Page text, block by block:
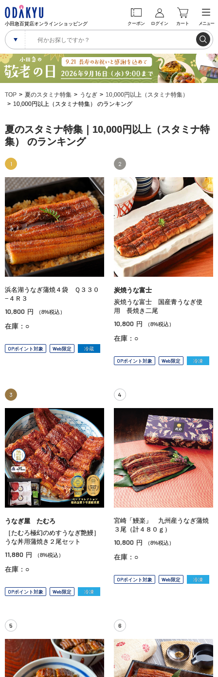
小田急百貨店オンラインショッピング クーポン ログイン カート メニュー
TOP 夏のスタミナ特集 うなぎ
10,000円以上（スタミナ特集）
10,000円以上（スタミナ特集） のランキング
夏のスタミナ特集｜10,000円以上（スタミナ特
集） のランキング
1
浜名湖うなぎ蒲焼４袋 Ｑ３３０
−４Ｒ３
10,800 円 （8%税込）
在庫：○
OPポイント対象 Web限定 冷蔵
2
炭焼うな富士
炭焼うな富士 国産青うなぎ使
用 長焼き二尾
10,800 円 （8%税込）
在庫：○
OPポイント対象 Web限定 冷凍
3
うなぎ屋 たむろ
［たむろ極幻のめすうなぎ艶鰻］
うな丼用蒲焼き２尾セット
11,880 円 （8%税込）
在庫：○
OPポイント対象 Web限定 冷凍
4
宮崎「鰻楽」 九州産うなぎ蒲焼
３尾（計４８０ｇ）
10,800 円 （8%税込）
在庫：○
OPポイント対象 Web限定 冷凍
5 6